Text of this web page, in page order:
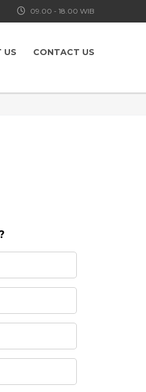
09.00 - 18.00 WIB
US CONTACT US